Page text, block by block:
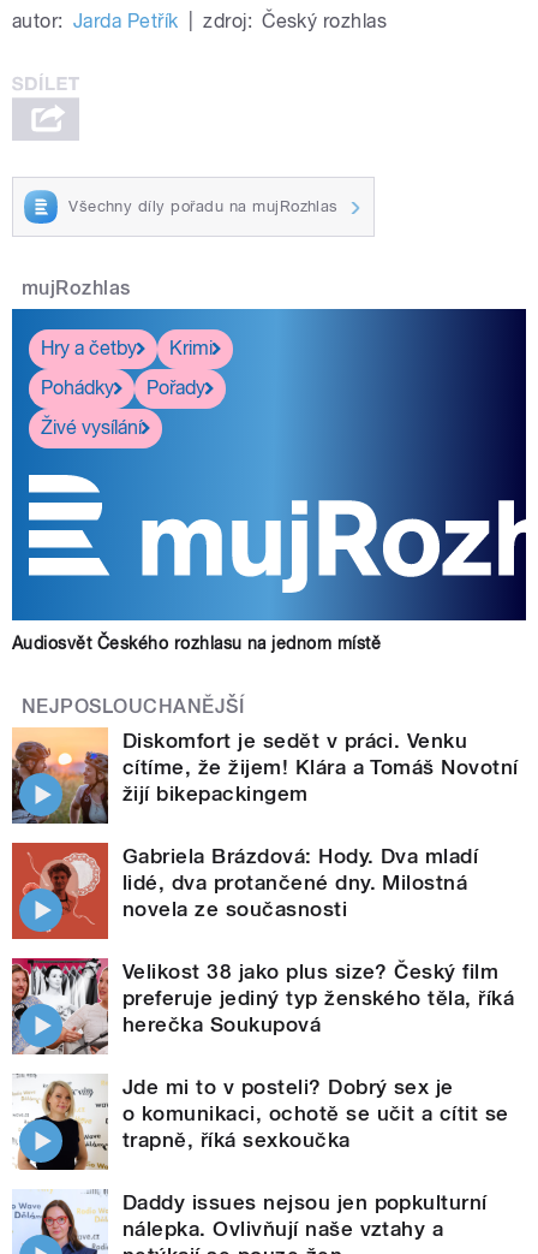
autor: Jarda Petřík zdroj: Český rozhlas
Všechny díly pořadu na mujRozhlas
mujRozhlas
Hry a četby
Krimi
Pohádky
Pořady
Živé vysílání
Audiosvět Českého rozhlasu na jednom místě
NEJPOSLOUCHANĚJŠÍ
Diskomfort je sedět v práci. Venku
cítíme, že žijem! Klára a Tomáš Novotní
žijí bikepackingem
Gabriela Brázdová: Hody. Dva mladí
lidé, dva protančené dny. Milostná
novela ze současnosti
Velikost 38 jako plus size? Český film
preferuje jediný typ ženského těla, říká
herečka Soukupová
Jde mi to v posteli? Dobrý sex je
o komunikaci, ochotě se učit a cítit se
trapně, říká sexkoučka
Daddy issues nejsou jen popkulturní
nálepka. Ovlivňují naše vztahy a